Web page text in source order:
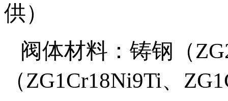
供）
阀体材料：铸钢（
（ZG1Cr18Ni9Ti、